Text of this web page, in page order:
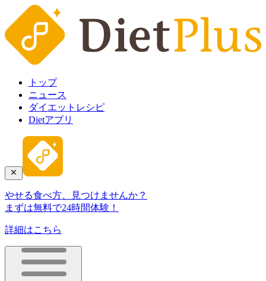
トップ
ニュース
ダイエットレシピ
Dietアプリ
やせる食べ方、見つけませんか？
まずは無料で24時間体験！
詳細はこちら